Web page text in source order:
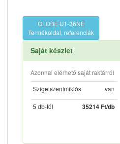
GLOBE U1-36NE
Termékoldal, referenciák
Saját készlet
Azonnal elérhető saját raktárról
Szigetszentmiklós
van
5 db-tól 35214 Ft/db